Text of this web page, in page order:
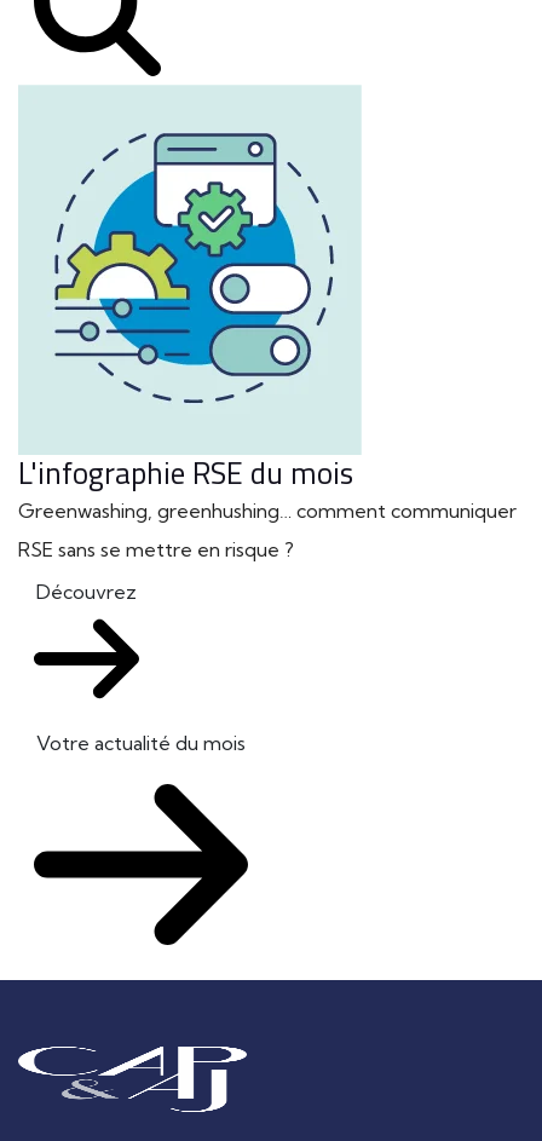
L'infographie RSE du mois
Greenwashing, greenhushing… comment communiquer
RSE sans se mettre en risque ?
Découvrez
Votre actualité du mois